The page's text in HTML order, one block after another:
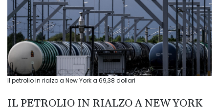
Il petrolio in rialzo a New York a 69,38 dollari
IL PETROLIO IN RIALZO A NEW YORK